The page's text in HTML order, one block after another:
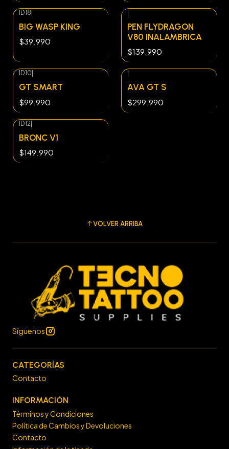
ID18
BIG WASP KING
$39.990
PEN FLYDRAGON
V80 INALAMBRICA
$139.990
ID10
GT SMART
$99.990
AVA GT S
$299.990
ID12|
BRONC V1
$149.990
VOLVER ARRIBA
Síguenos
CATEGORÍAS
Contacto
INFORMACIÓN
Términos y Condiciones
Política de Cambios y Devoluciones
Contacto